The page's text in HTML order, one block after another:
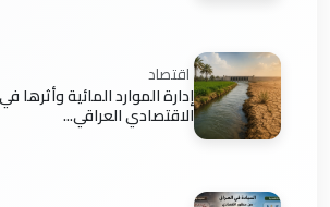
اقتصاد
إدارة الموارد المائية وأثرها
الاقتصادي العراقي...